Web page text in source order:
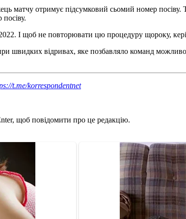
отримує підсумковий сьомий номер посіву.
І щоб не повторювати цю процедуру щороку,
швидких відривах, яке позбавляло команд
t.me/korrespondentnet
щоб повідомити про це редакцію.